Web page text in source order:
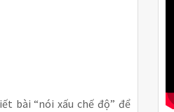
bài “nói xấu chế độ” để